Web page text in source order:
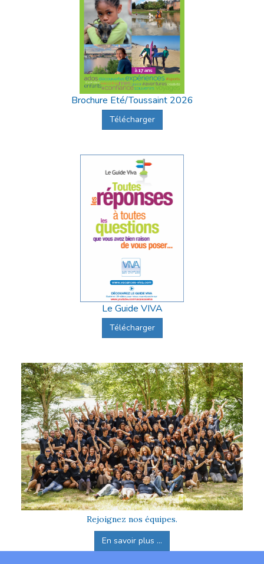
Brochure Eté/Toussaint 2026
Télécharger
Le Guide VIVA
Télécharger
Rejoignez nos équipes.
En savoir plus ...